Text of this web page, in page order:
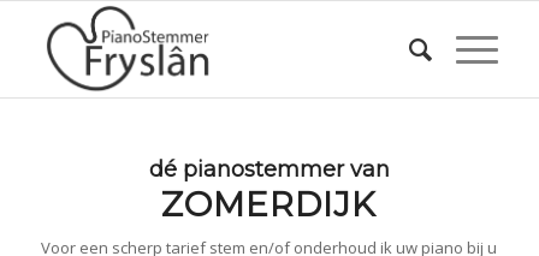
dé pianostemmer van
ZOMERDIJK
Voor een scherp tarief stem en/of onderhoud ik uw piano bij u